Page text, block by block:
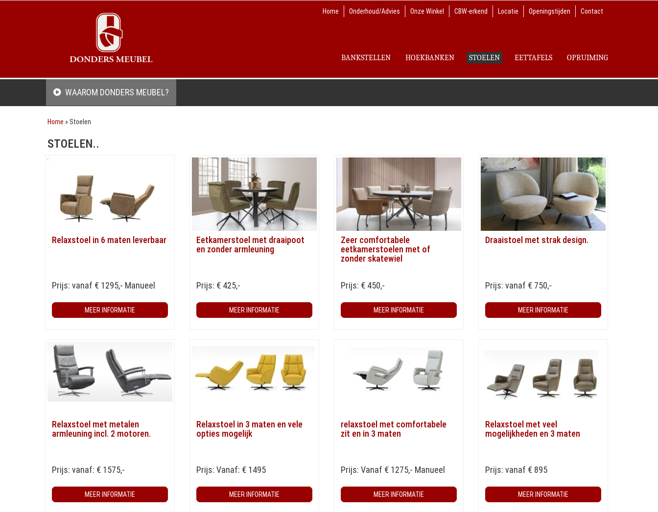
Home Onderhoud/Advies Onze Winkel CBW-erkend Locatie Openingstijden Contact
BANKSTELLEN HOEKBANKEN STOELEN EETTAFELS OPRUIMING
WAAROM DONDERS MEUBEL?
Home »Stoelen
STOELEN..
Relaxstoel in 6 maten leverbaar
Prijs: vanaf € 1295,- Manueel
MEER INFORMATIE
Eetkamerstoel met draaipoot
en zonder armleuning
Prijs: € 425,-
MEER INFORMATIE
Zeer comfortabele
eetkamerstoelen met of
zonder skatewiel
Prijs: € 450,-
MEER INFORMATIE
Draaistoel met strak design.
Prijs: vanaf € 750,-
MEER INFORMATIE
Relaxstoel met metalen
armleuning incl. 2 motoren.
Prijs: vanaf: € 1575,-
MEER INFORMATIE
Relaxstoel in 3 maten en vele
opties mogelijk
Prijs: Vanaf: € 1495
MEER INFORMATIE
relaxstoel met comfortabele
zit en in 3 maten
Prijs: Vanaf € 1275,- Manueel
MEER INFORMATIE
Relaxstoel met veel
mogelijkheden en 3 maten
Prijs: vanaf € 895
MEER INFORMATIE